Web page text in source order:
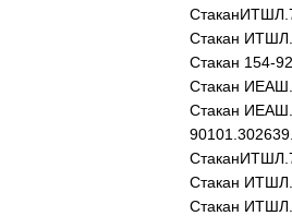
Стакан
Стакан 154-
Стакан
Стакан
Стакан
Стакан